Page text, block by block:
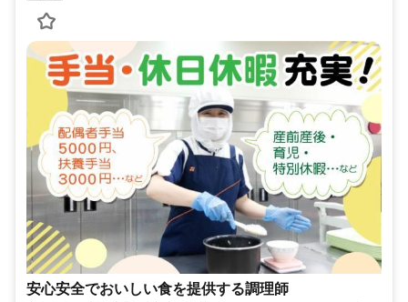
安心安全でおいしい食を提供する調理師